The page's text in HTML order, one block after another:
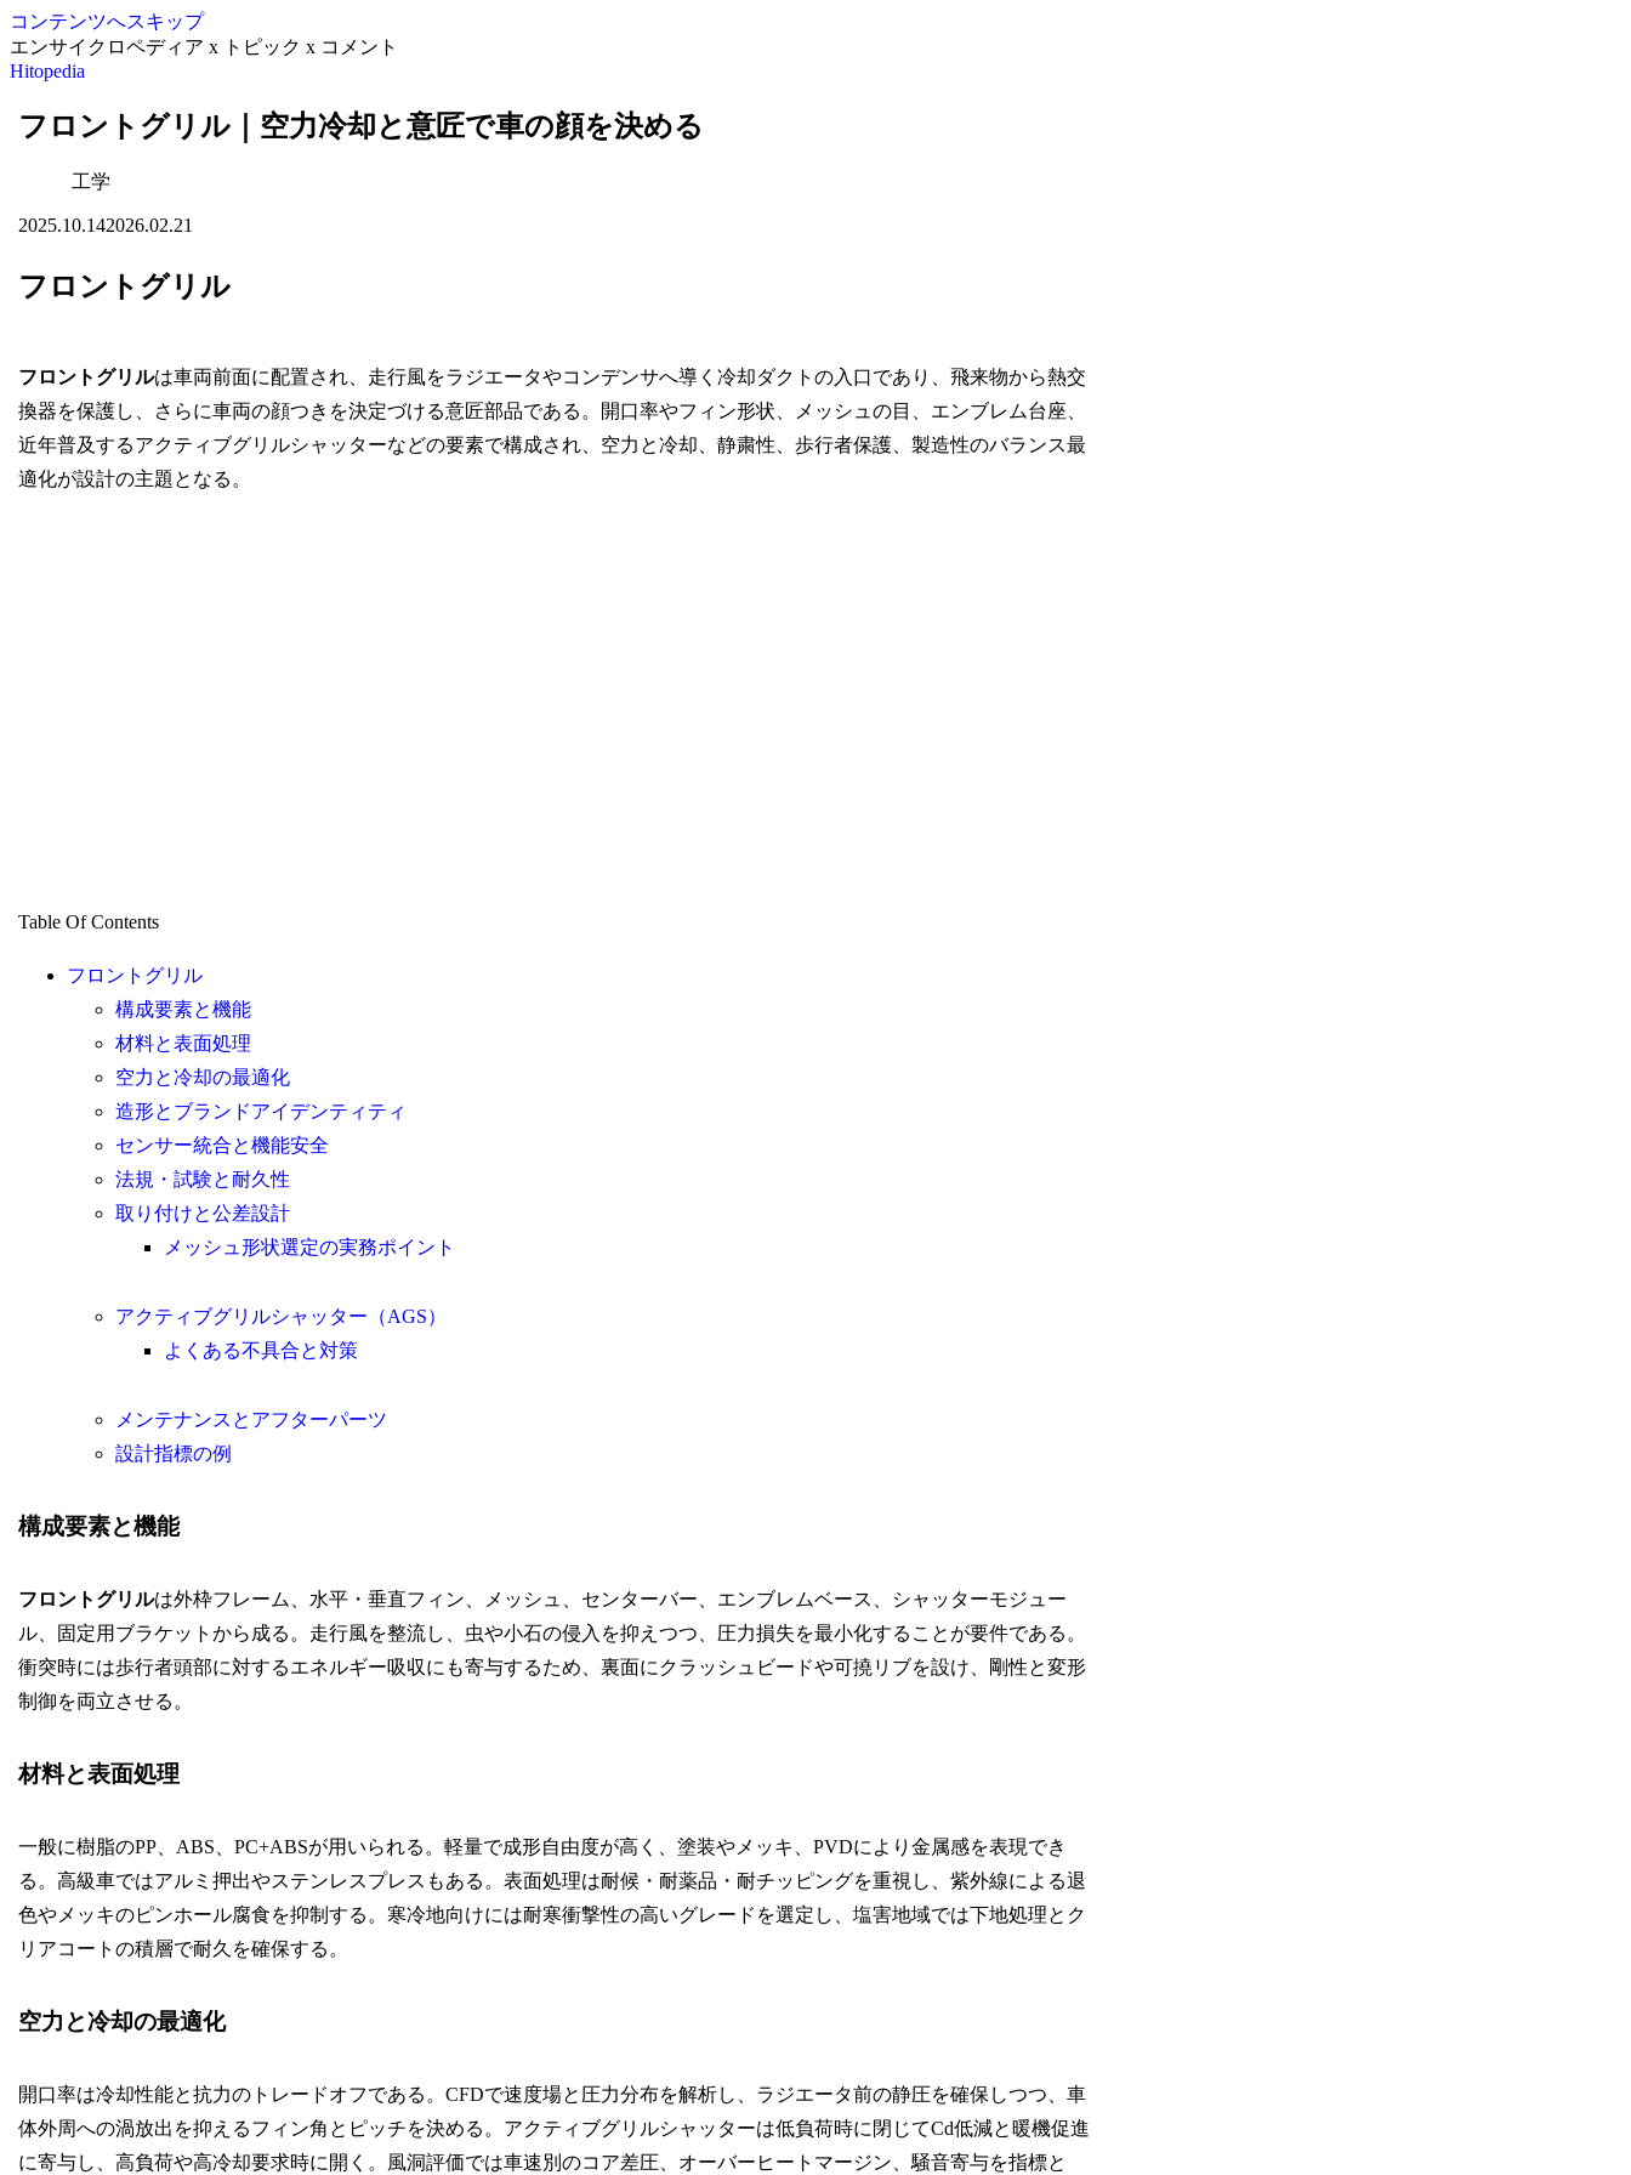
コンテンツへスキップ
エンサイクロペディア x トピック x コメント
Hitopedia
フロントグリル｜空力冷却と意匠で車の顔を決める
工学
2025.10.142026.02.21
フロントグリル
フロントグリルは車両前面に配置され、走行風をラジエータやコンデンサへ導く冷却ダクトの入口であり、飛来物から熱交
換器を保護し、さらに車両の顔つきを決定づける意匠部品である。開口率やフィン形状、メッシュの目、エンブレム台座、
近年普及するアクティブグリルシャッターなどの要素で構成され、空力と冷却、静粛性、歩行者保護、製造性のバランス最
適化が設計の主題となる。
Table Of Contents
フロントグリル
構成要素と機能
材料と表面処理
空力と冷却の最適化
造形とブランドアイデンティティ
センサー統合と機能安全
法規・試験と耐久性
取り付けと公差設計
メッシュ形状選定の実務ポイント
アクティブグリルシャッター（AGS）
よくある不具合と対策
メンテナンスとアフターパーツ
設計指標の例
構成要素と機能
フロントグリルは外枠フレーム、水平・垂直フィン、メッシュ、センターバー、エンブレムベース、シャッターモジュー
ル、固定用ブラケットから成る。走行風を整流し、虫や小石の侵入を抑えつつ、圧力損失を最小化することが要件である。
衝突時には歩行者頭部に対するエネルギー吸収にも寄与するため、裏面にクラッシュビードや可撓リブを設け、剛性と変形
制御を両立させる。
材料と表面処理
一般に樹脂のPP、ABS、PC+ABSが用いられる。軽量で成形自由度が高く、塗装やメッキ、PVDにより金属感を表現でき
る。高級車ではアルミ押出やステンレスプレスもある。表面処理は耐候・耐薬品・耐チッピングを重視し、紫外線による退
色やメッキのピンホール腐食を抑制する。寒冷地向けには耐寒衝撃性の高いグレードを選定し、塩害地域では下地処理とク
リアコートの積層で耐久を確保する。
空力と冷却の最適化
開口率は冷却性能と抗力のトレードオフである。CFDで速度場と圧力分布を解析し、ラジエータ前の静圧を確保しつつ、車
体外周への渦放出を抑えるフィン角とピッチを決める。アクティブグリルシャッターは低負荷時に閉じてCd低減と暖機促進
に寄与し、高負荷や高冷却要求時に開く。風洞評価では車速別のコア差圧、オーバーヒートマージン、騒音寄与を指標と